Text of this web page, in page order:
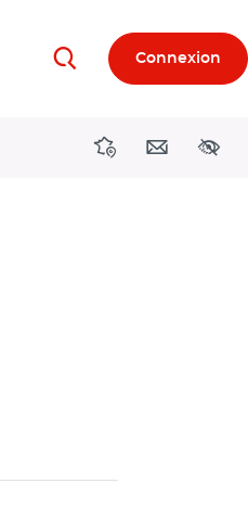
RechercherConnexion
DirectionsContact